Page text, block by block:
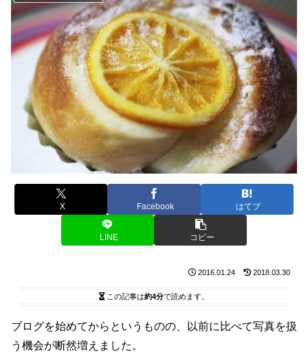
X Facebook はてブ
LINE コピー
2016.01.24 2018.03.30
この記事は約4分で読めます。
ブログを始めてからというものの、以前に比べて写真を扱
う機会が断然増えました。